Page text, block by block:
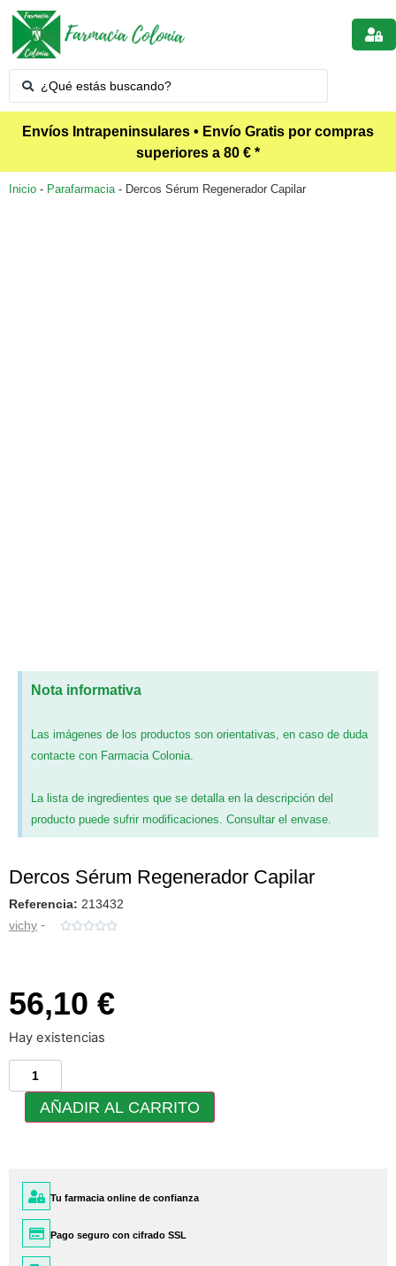
Envíos Intrapeninsulares • Envío Gratis por compras
superiores a 80 € *
Inicio - Parafarmacia- Dercos Sérum Regenerador Capilar
Nota informativa
Las imágenes de los productos son orientativas, en caso de duda
contacte con Farmacia Colonia.
La lista de ingredientes que se detalla en la descripción del
producto puede sufrir modificaciones. Consultar el envase.
Dercos Sérum Regenerador Capilar
Referencia: 213432
vichy - 
56,10 €
Hay existencias
AÑADIR AL CARRITO
Tu farmacia online de confianza
Pago seguro con cifrado SSL